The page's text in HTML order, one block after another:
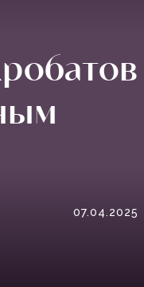
07.04.2025